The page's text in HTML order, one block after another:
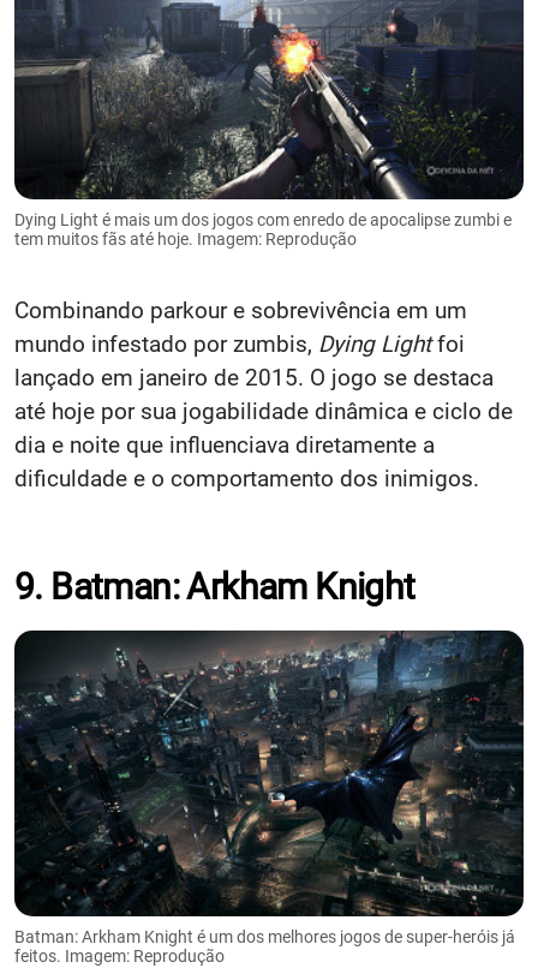
Dying Light é mais um dos jogos com enredo de apocalipse zumbi e
tem muitos fãs até hoje. Imagem: Reprodução
Combinando parkour e sobrevivência em um
mundo infestado por zumbis, Dying Lightfoi
lançado em janeiro de 2015. O jogo se destaca
até hoje por sua jogabilidade dinâmica e ciclo de
dia e noite que influenciava diretamente a
dificuldade e o comportamento dos inimigos.
9. Batman: Arkham Knight
Batman: Arkham Knight é um dos melhores jogos de super-heróis já
feitos. Imagem: Reprodução